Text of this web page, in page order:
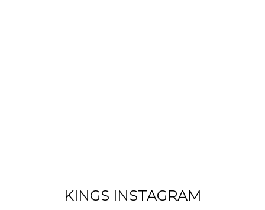
KINGS INSTAGRAM